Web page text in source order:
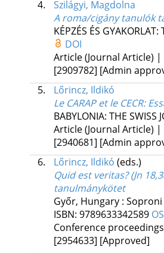
4.
Szilágyi, Magdolna
A roma/cigány tanulók
KÉPZÉS ÉS
DOI
Article (Journal Article) |
[2909782] [Admin
5.
Lőrincz, Ildikó
Le CARAP et le CECR:
BABYLONIA: THE SWISS
Article (Journal Article) |
[2940681] [Admin
6.
Lőrincz, Ildikó (eds.)
Quid est veritas? (Jn
tanulmánykötet
Győr, Hungary : Soproni
ISBN: 9789633342589
Conference
[2954633] [Approved]